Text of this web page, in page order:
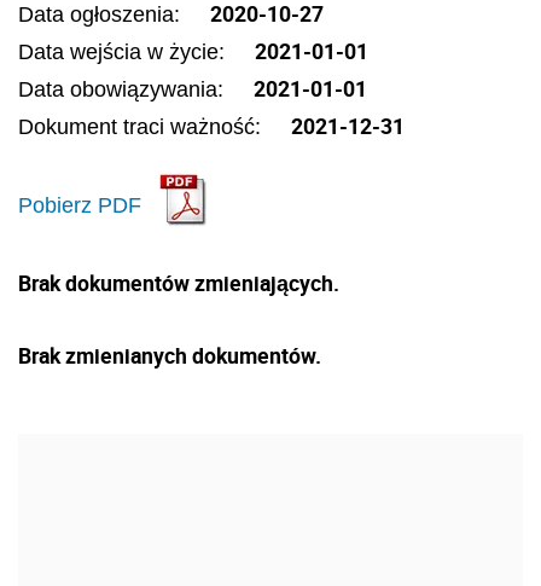
Data ogłoszenia: 2020-10-27
Data wejścia w życie: 2021-01-01
Data obowiązywania: 2021-01-01
Dokument traci ważność: 2021-12-31
Pobierz PDF
Brak dokumentów zmieniających.
Brak zmienianych dokumentów.